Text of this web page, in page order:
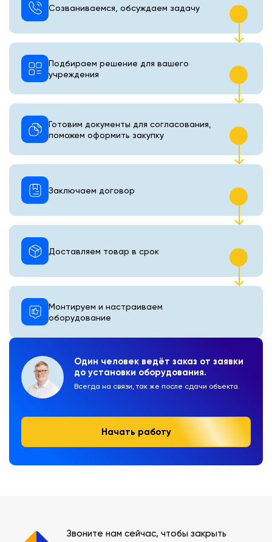
Один человек ведёт заказ от заявки
до установки оборудования.
Всегда на связи, так же после сдачи объекта.
Начать работу
Созваниваемся, обсуждаем задачу
Подбираем решение для вашего
учреждения
Готовим документы для согласования,
поможем оформить закупку
Монтируем и настраиваем
оборудование
Доставляем товар в срок
Заключаем договор
Звоните нам сейчас, чтобы закрыть